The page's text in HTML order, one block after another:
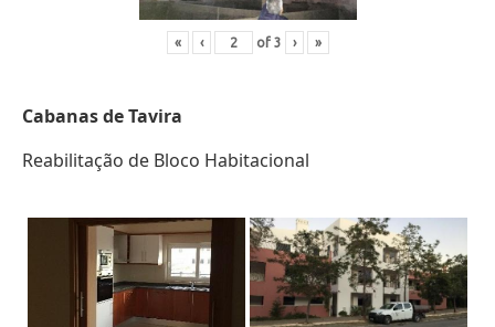
« ‹ of 3 › »
Cabanas de Tavira
Reabilitação de Bloco Habitacional